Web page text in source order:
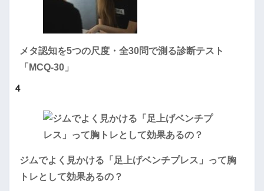
メタ認知を5つの尺度・全30問で測る診断テスト
「MCQ-30」
4
ジムでよく見かける「足上げベンチプレス」って胸
トレとして効果あるの？